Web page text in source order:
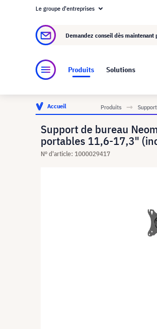
À propos de visunext.fr
Le groupe d'entreprises
Demandez conseil dès maintenant
Produits Solutions
Accueil Produits
Support de bureau
portables 11,6-17,3"
N° d'article: 1000029417